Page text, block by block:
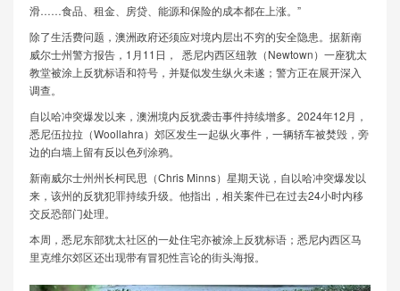
滑……食品、租金、房贷、能源和保险的成本都在上涨。”
除了生活费问题，澳洲政府还须应对境内层出不穷的安全隐患。据新南
威尔士州警方报告，1月11日， 悉尼内西区纽敦（Newtown）一座犹太
教堂被涂上反犹标语和符号，并疑似发生纵火未遂；警方正在展开深入
调查。
自以哈冲突爆发以来，澳洲境内反犹袭击事件持续增多。2024年12月，
悉尼伍拉拉（Woollahra）郊区发生一起纵火事件，一辆轿车被焚毁，旁
边的白墙上留有反以色列涂鸦。
新南威尔士州州长柯民思（Chris Minns）星期天说，自以哈冲突爆发以
来，该州的反犹犯罪持续升级。他指出，相关案件已在过去24小时内移
交反恐部门处理。
本周，悉尼东部犹太社区的一处住宅亦被涂上反犹标语；悉尼内西区马
里克维尔郊区还出现带有冒犯性言论的街头海报。